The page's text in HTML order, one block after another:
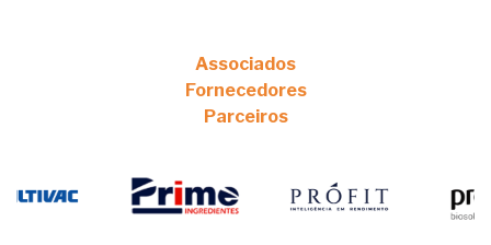
Associados
Fornecedores
Parceiros